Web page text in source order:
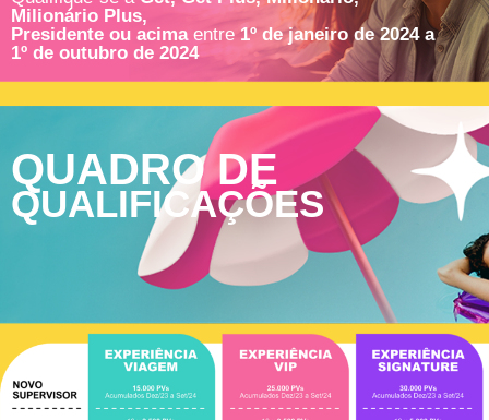
Milionário Plus,
Presidente ou acimaentre 1º de janeiro de 2024 a
1º de outubro de 2024
QUADRO DE
QUALIFICAÇÕES